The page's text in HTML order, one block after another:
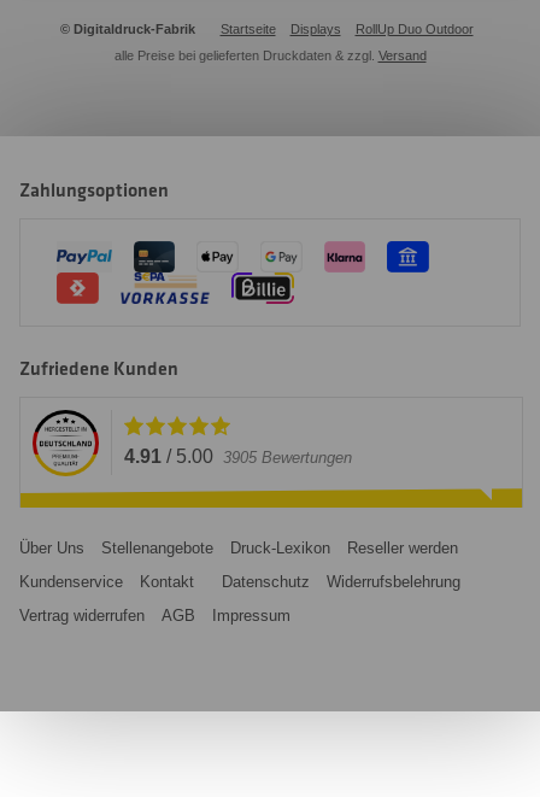
© Digitaldruck-Fabrik Startseite Displays
RollUp Duo Outdoor
alle Preise bei gelieferten Druckdaten & zzgl. Versand
Zahlungsoptionen
Zufriedene Kunden
4.91 / 5.00 3905 Bewertungen
Über Uns Stellenangebote Druck-Lexikon
Reseller werden
Kundenservice
Kontakt Datenschutz
Widerrufsbelehrung
Vertrag widerrufen
AGB Impressum